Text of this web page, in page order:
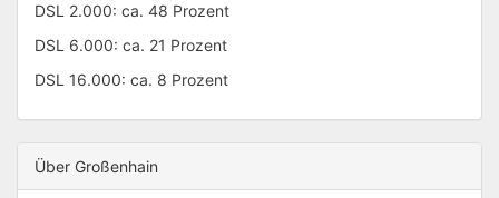
DSL 2.000: ca. 48 Prozent
DSL 6.000: ca. 21 Prozent
DSL 16.000: ca. 8 Prozent
Über Großenhain